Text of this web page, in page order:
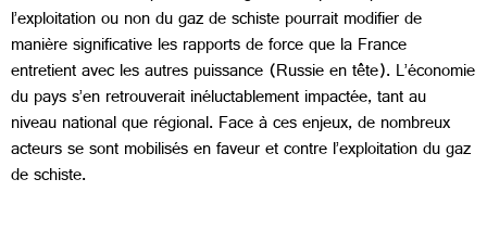
l’exploitation ou non du gaz de schiste pourrait modifier de
manière significative les rapports de force que la France
entretient avec les autres puissance (Russie en tête). L’économie
du pays s’en retrouverait inéluctablement impactée, tant au
niveau national que régional. Face à ces enjeux, de nombreux
acteurs se sont mobilisés en faveur et contre l’exploitation du gaz
de schiste.